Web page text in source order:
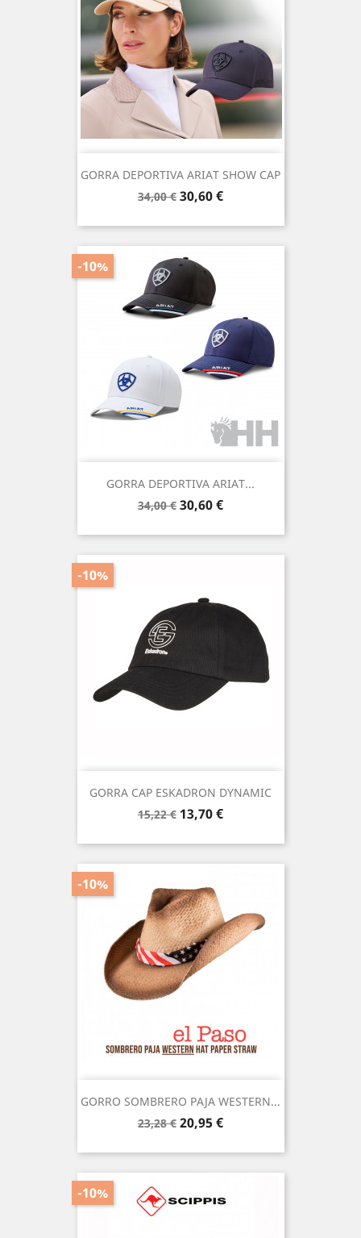
GORRA DEPORTIVA ARIAT SHOW CAP
Precio
34,00 € Precio
30,60 €
GORRA DEPORTIVA ARIAT...
Precio
34,00 €
-10%
Precio
30,60 €
GORRA CAP ESKADRON DYNAMIC
Precio
15,22 €
-10%
Precio
13,70 €
GORRO SOMBRERO PAJA WESTERN...
Precio
23,28 €
-10%
Precio
20,95 €
-10%